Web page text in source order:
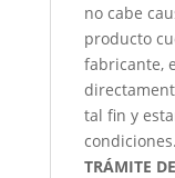
no cabe
producto
fabricante,
tal fin y
condiciones.
TRÁMITE